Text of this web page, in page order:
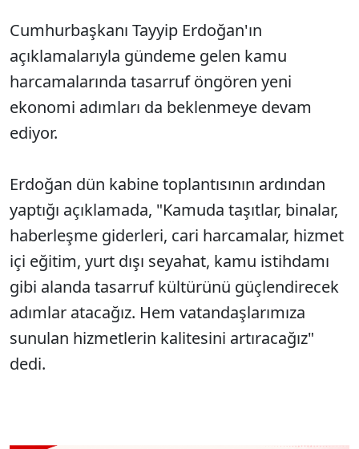
Cumhurbaşkanı Tayyip Erdoğan'ın
açıklamalarıyla gündeme gelen kamu
harcamalarında tasarruf öngören yeni
ekonomi adımları da beklenmeye devam
ediyor.
Erdoğan dün kabine toplantısının ardından
yaptığı açıklamada, "Kamuda taşıtlar, binalar,
haberleşme giderleri, cari harcamalar, hizmet
içi eğitim, yurt dışı seyahat, kamu istihdamı
gibi alanda tasarruf kültürünü güçlendirecek
adımlar atacağız. Hem vatandaşlarımıza
sunulan hizmetlerin kalitesini artıracağız"
dedi.